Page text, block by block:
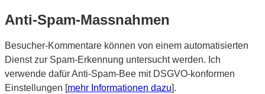
Anti-Spam-Massnahmen
Besucher-Kommentare können von einem automatisierten
Dienst zur Spam-Erkennung untersucht werden. Ich
verwende dafür Anti-Spam-Bee mit DSGVO-konformen
Einstellungen [mehr Informationen dazu].